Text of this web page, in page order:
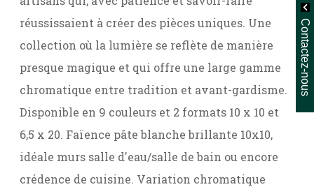
réussissaient à créer des pièces uniques. Une
collection où la lumière se reflète de manière
presque magique et qui offre une large gamme
chromatique entre tradition et avant-gardisme.
Disponible en 9 couleurs et 2 formats 10 x 10 et
6,5 x 20. Faïence pâte blanche brillante 10x10,
idéale murs salle d'eau/salle de bain ou encore
crédence de cuisine. Variation chromatique
Contactez-nous